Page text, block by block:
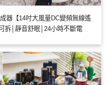
器【14吋大風量DC變頻無線遙
拆│靜音舒眠│24小時不斷電